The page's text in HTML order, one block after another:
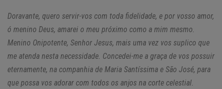
Doravante, quero servir-vos com toda fidelidade, e por vosso amor,
ó menino Deus, amarei o meu próximo como a mim mesmo.
Menino Onipotente, Senhor Jesus, mais uma vez vos suplico que
me atenda nesta necessidade. Concedei-me a graça de vos possuir
eternamente, na companhia de Maria Santíssima e São José, para
que possa vos adorar com todos os anjos na corte celestial.